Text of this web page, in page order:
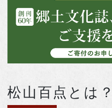
松山百点とは？